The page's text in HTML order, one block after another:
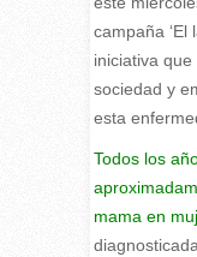
campaña ‘El
iniciativa
sociedad y
esta
Todos los
mama en